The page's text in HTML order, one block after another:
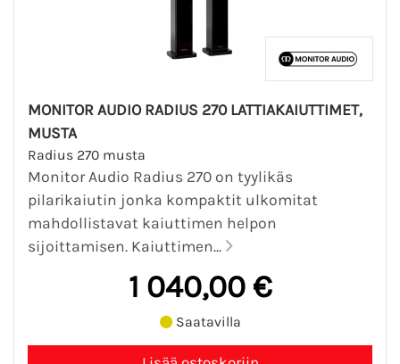
MONITOR AUDIO RADIUS 270 LATTIAKAIUTTIMET,
MUSTA
Radius 270 musta
Monitor Audio Radius 270 on tyylikäs
pilarikaiutin jonka kompaktit ulkomitat
mahdollistavat kaiuttimen helpon
sijoittamisen. Kaiuttimen...
1 040,00 €
Saatavilla